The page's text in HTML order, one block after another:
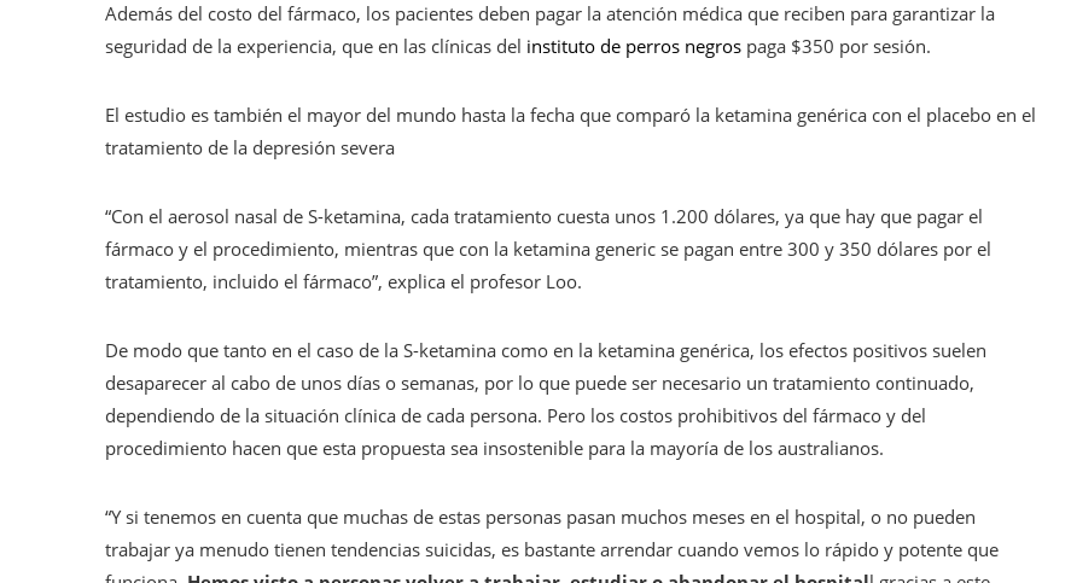
Además del costo del fármaco, los pacientes deben pagar la atención médica que reciben para garantizar la
seguridad de la experiencia, que en las clínicas del instituto de perros negros paga $350 por sesión.
El estudio es también el mayor del mundo hasta la fecha que comparó la ketamina genérica con el placebo en el
tratamiento de la depresión severa
“Con el aerosol nasal de S-ketamina, cada tratamiento cuesta unos 1.200 dólares, ya que hay que pagar el
fármaco y el procedimiento, mientras que con la ketamina generic se pagan entre 300 y 350 dólares por el
tratamiento, incluido el fármaco”, explica el profesor Loo.
De modo que tanto en el caso de la S-ketamina como en la ketamina genérica, los efectos positivos suelen
desaparecer al cabo de unos días o semanas, por lo que puede ser necesario un tratamiento continuado,
dependiendo de la situación clínica de cada persona. Pero los costos prohibitivos del fármaco y del
procedimiento hacen que esta propuesta sea insostenible para la mayoría de los australianos.
“Y si tenemos en cuenta que muchas de estas personas pasan muchos meses en el hospital, o no pueden
trabajar ya menudo tienen tendencias suicidas, es bastante arrendar cuando vemos lo rápido y potente que